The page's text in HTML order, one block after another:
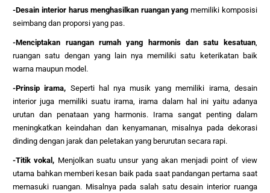
-Desain interior harus menghasilkan ruangan yang memiliki komposisi
seimbang dan proporsi yang pas.
-Menciptakan ruangan rumah yang harmonis dan satu kesatuan,
ruangan satu dengan yang lain nya memiliki satu keterikatan baik
warna maupun model.
-Prinsip irama, Seperti hal nya musik yang memiliki irama, desain
interior juga memiliki suatu irama, irama dalam hal ini yaitu adanya
urutan dan penataan yang harmonis. Irama sangat penting dalam
meningkatkan keindahan dan kenyamanan, misalnya pada dekorasi
dinding dengan jarak dan peletakan yang berurutan secara rapi.
-Titik vokal, Menjolkan suatu unsur yang akan menjadi point of view
utama bahkan memberi kesan baik pada saat pandangan pertama saat
memasuki ruangan. Misalnya pada salah satu desain interior ruanga